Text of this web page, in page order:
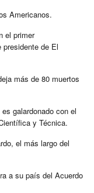
Americanos.
el primer
presidente de El
más de 80 muertos
galardonado con el
y Técnica.
el más largo del
a su país del Acuerdo